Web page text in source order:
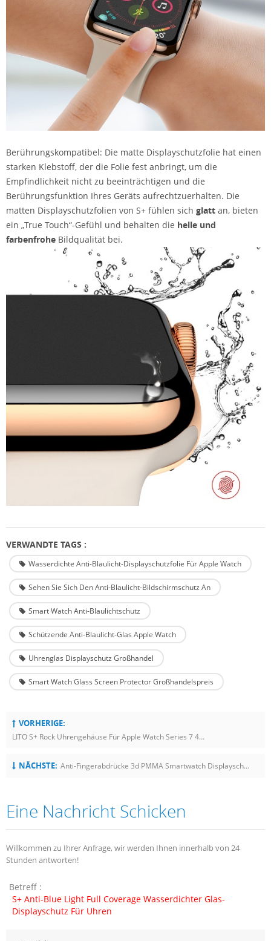
Berührungskompatibel: Die matte Displayschutzfolie hat einen
starken Klebstoff, der die Folie fest anbringt, um die
Empfindlichkeit nicht zu beeinträchtigen und die
Berührungsfunktion Ihres Geräts aufrechtzuerhalten. Die
matten Displayschutzfolien von S+ fühlen sich glatt an, bieten
ein „True Touch“-Gefühl und behalten die helle und
farbenfrohe Bildqualität bei.
VERWANDTE TAGS :
Wasserdichte Anti-Blaulicht-Displayschutzfolie Für Apple Watch
Sehen Sie Sich Den Anti-Blaulicht-Bildschirmschutz An
Smart Watch Anti-Blaulichtschutz
Schützende Anti-Blaulicht-Glas Apple Watch
Uhrenglas Displayschutz Großhandel
Smart Watch Glass Screen Protector Großhandelspreis
VORHERIGE:
LITO S+ Rock Uhrengehäuse Für Apple Watch Series 7 41MM 45MM
NÄCHSTE: Anti-Fingerabdrücke 3d PMMA Smartwatch Displayschutzfolien Für Huawei GT 2E Sport
Eine Nachricht Schicken
Willkommen zu Ihrer Anfrage, wir werden Ihnen innerhalb von 24
Stunden antworten!
Betreff :
S+ Anti-Blue Light Full Coverage Wasserdichter Glas-
Displayschutz Für Uhren